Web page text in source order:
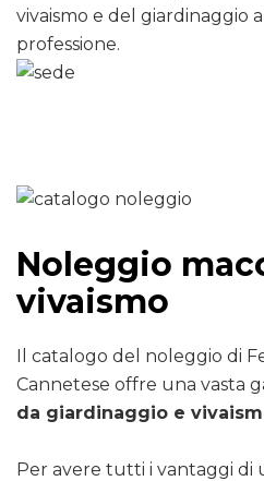
vivaismo e del giardinaggio
professione.
Noleggio
vivaismo
Il catalogo del noleggio di
Cannetese offre una vasta
da giardinaggio e
Per avere tutti i vantaggi di